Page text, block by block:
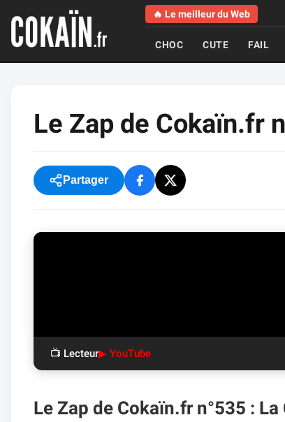
🔥 Le meilleur du Web
CHOC CUTE FAIL
Le Zap de Cokaïn.fr
Partager
📺 Lecteur▶ YouTube
Le Zap de Cokaïn.fr n°535 :